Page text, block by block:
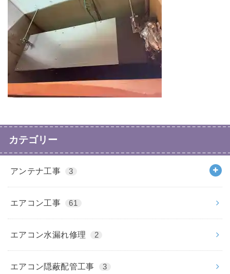
カテゴリー
アンテナ工事 3
エアコン工事 61
エアコン水漏れ修理 2
エアコン隠蔽配管工事 3